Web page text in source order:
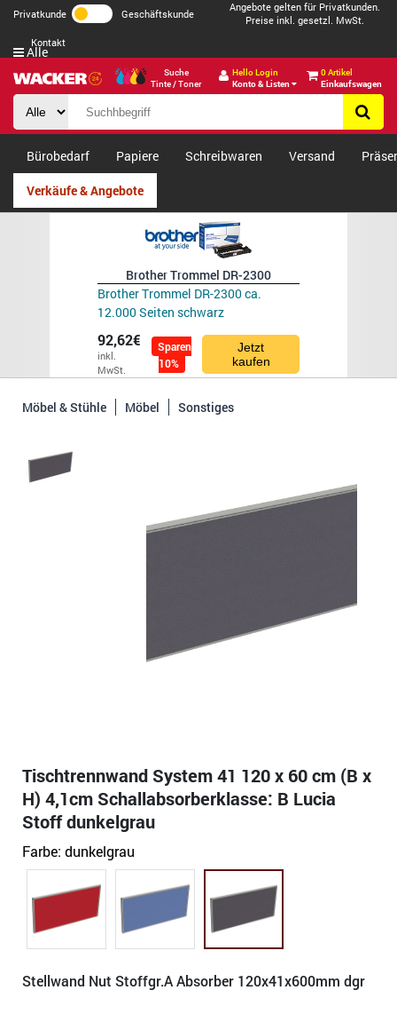
Privatkunde Geschäftskunde
Angebote gelten für Privatkunden.
Preise inkl. gesetzl. MwSt.
Kontakt
Suche
Tinte / Toner
Hello Login
Konto & Listen
0 Artikel
Einkaufswagen
Alle
Bürobedarf Papiere Schreibwaren Versand
Verkäufe & Angebote
Brother Trommel DR-2300
Brother Trommel DR-2300 ca.
12.000 Seiten schwarz
92,62€
inkl.
MwSt.
Sparen
10%
Jetzt
kaufen
Möbel & Stühle Möbel Sonstiges
Tischtrennwand System 41 120 x 60 cm (B x
H) 4,1cm Schallabsorberklasse: B Lucia
Stoff dunkelgrau
Farbe: dunkelgrau
Stellwand Nut Stoffgr.A Absorber 120x41x600mm dgr